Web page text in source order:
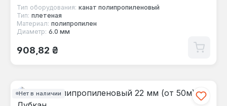
Тип оборудования: канат полипропиленовый
Тип: плетеная
Материал: полипропилен
Диаметр: 6.0 мм
Обычная цена:
908,82 ₴
Нет в наличии